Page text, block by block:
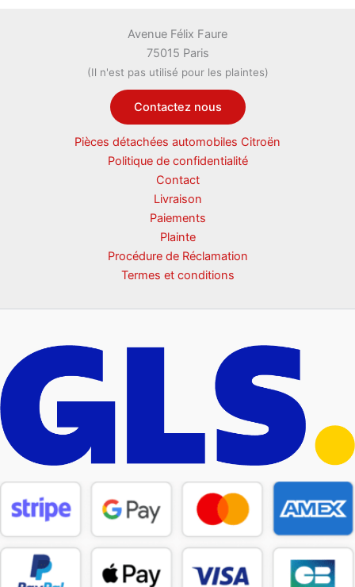
Avenue Félix Faure
75015 Paris
(Il n'est pas utilisé pour les plaintes)
Contactez nous
Pièces détachées automobiles Citroën
Politique de confidentialité
Contact
Livraison
Paiements
Plainte
Procédure de Réclamation
Termes et conditions